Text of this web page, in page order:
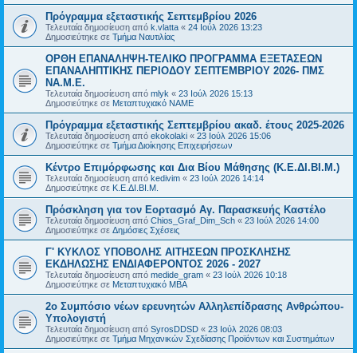
Πρόγραμμα εξεταστικής Σεπτεμβρίου 2026
Τελευταία δημοσίευση από k.vlatta « 24 Ιούλ 2026 13:23
Δημοσιεύτηκε σε Τμήμα Ναυτιλίας
ΟΡΘΗ ΕΠΑΝΑΛΗΨΗ-ΤΕΛΙΚΟ ΠΡΟΓΡΑΜΜΑ ΕΞΕΤΑΣΕΩΝ
ΕΠΑΝΑΛΗΠΤΙΚΗΣ ΠΕΡΙΟΔΟΥ ΣΕΠΤΕΜΒΡΙΟΥ 2026- ΠΜΣ
ΝΑ.Μ.Ε.
Τελευταία δημοσίευση από mlyk « 23 Ιούλ 2026 15:13
Δημοσιεύτηκε σε Μεταπτυχιακό ΝΑΜΕ
Πρόγραμμα εξεταστικής Σεπτεμβρίου ακαδ. έτους 2025-2026
Τελευταία δημοσίευση από ekokolaki « 23 Ιούλ 2026 15:06
Δημοσιεύτηκε σε Τμήμα Διοίκησης Επιχειρήσεων
Κέντρο Επιμόρφωσης και Δια Βίου Μάθησης (Κ.Ε.ΔΙ.ΒΙ.Μ.)
Τελευταία δημοσίευση από kedivim « 23 Ιούλ 2026 14:14
Δημοσιεύτηκε σε Κ.Ε.ΔΙ.ΒΙ.Μ.
Πρόσκληση για τον Εορτασμό Αγ. Παρασκευής Καστέλο
Τελευταία δημοσίευση από Chios_Graf_Dim_Sch « 23 Ιούλ 2026 14:00
Δημοσιεύτηκε σε Δημόσιες Σχέσεις
Γ' ΚΥΚΛΟΣ ΥΠΟΒΟΛΗΣ ΑΙΤΗΣΕΩΝ ΠΡΟΣΚΛΗΣΗΣ
ΕΚΔΗΛΩΣΗΣ ΕΝΔΙΑΦΕΡΟΝΤΟΣ 2026 - 2027
Τελευταία δημοσίευση από medide_gram « 23 Ιούλ 2026 10:18
Δημοσιεύτηκε σε Μεταπτυχιακό MBA
2ο Συμπόσιο νέων ερευνητών Αλληλεπίδρασης Ανθρώπου-
Υπολογιστή
Τελευταία δημοσίευση από SyrosDDSD « 23 Ιούλ 2026 08:03
Δημοσιεύτηκε σε Τμήμα Μηχανικών Σχεδίασης Προϊόντων και Συστημάτων